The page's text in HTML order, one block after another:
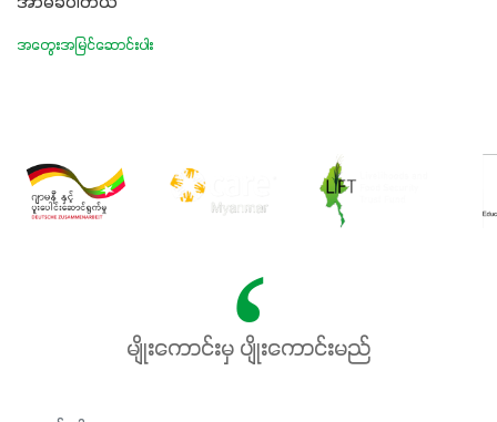
အတွေးအမြင်ဆောင်းပါး
မျိုးကောင်းမှ ပျိုးကောင်းမည်